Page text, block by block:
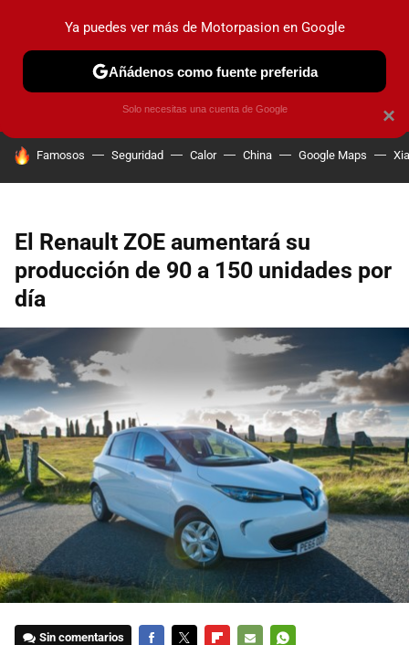
PRUEBAS COCHES ELÉCTRICOS OBSERVATORIO
HOY SE HABLA DE
Famosos Seguridad Calor China Google Maps
El Renault ZOE aumentará su
producción de 90 a 150 unidades por
día
Sin comentarios
×
Ya puedes ver más de Motorpasion en Google
Añádenos como fuente preferida
Solo necesitas una cuenta de Google